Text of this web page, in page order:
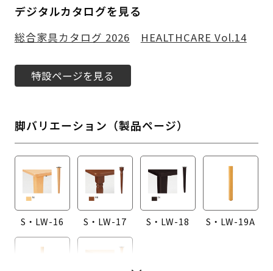
デジタルカタログを見る
総合家具カタログ 2026 HEALTHCARE Vol.14
特設ページを見る
脚バリエーション（製品ページ）
S・LW-16 S・LW-17 S・LW-18 S・LW-19A